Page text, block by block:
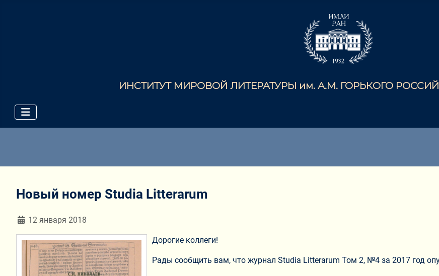
ИНСТИТУТ МИРОВОЙ ЛИТЕРАТУРЫ им. А.М. ГОРЬКОГО
Новый номер Studia Litterarum
Информация о материале
12 января 2018
Дорогие коллеги!
Рады сообщить вам, что журнал Studia Litterarum Том 2, №4 за 2017 год